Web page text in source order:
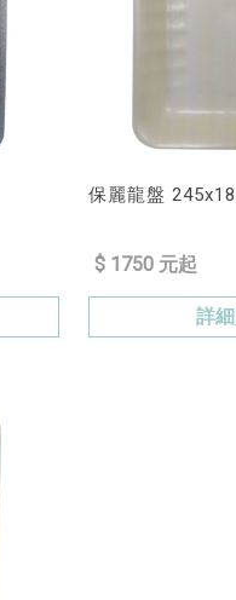
保麗龍盤
$ 1750 元起
詳